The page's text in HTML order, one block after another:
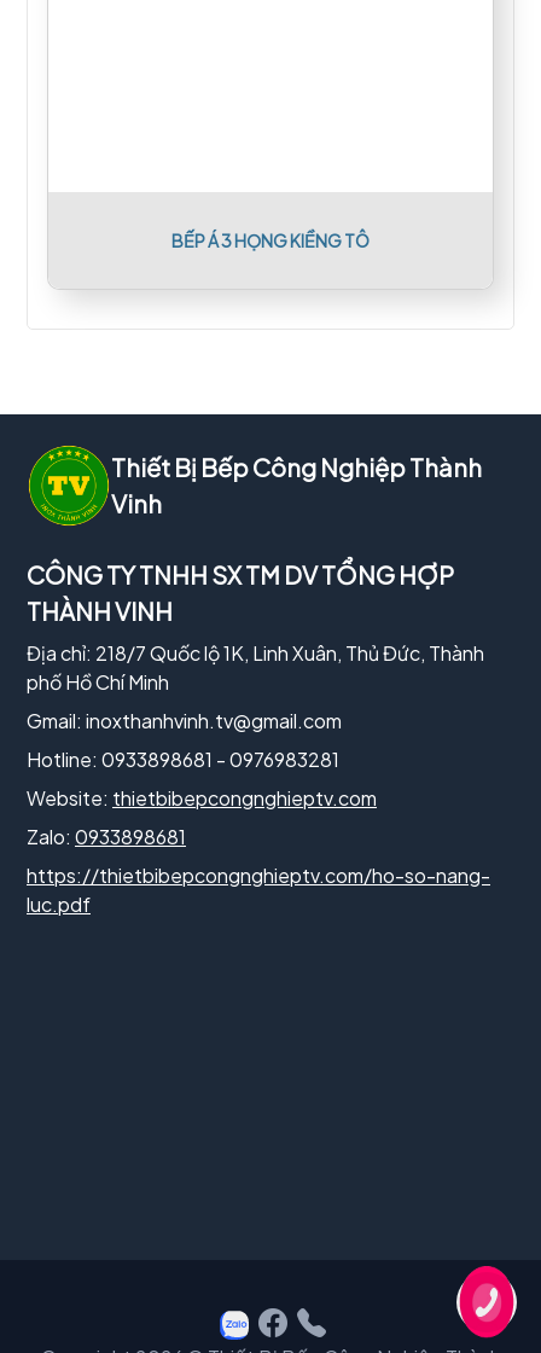
BẾP Á 3 HỌNG KIỀNG TÔ
Thiết Bị Bếp Công Nghiệp Thành
Vinh
CÔNG TY TNHH SX TM DV TỔNG HỢP
THÀNH VINH
Địa chỉ: 218/7 Quốc lộ 1K, Linh Xuân, Thủ Đức, Thành
phố Hồ Chí Minh
Gmail: inoxthanhvinh.tv@gmail.com
Hotline: 0933898681 - 0976983281
Website: thietbibepcongnghieptv.com
Zalo: 0933898681
https://thietbibepcongnghieptv.com/ho-so-nang-
luc.pdf